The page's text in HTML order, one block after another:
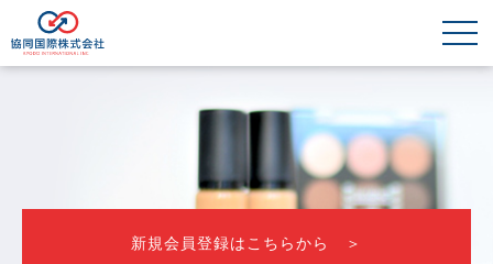
新規会員登録はこちらから ＞